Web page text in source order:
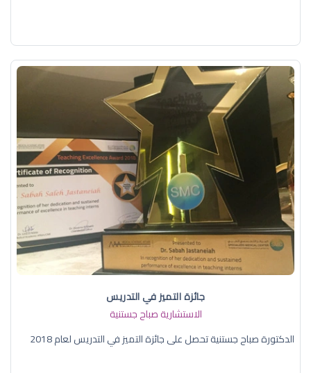
جائزة التميز في التدريس
الاستشارية صباح جستنية
الدكتورة صباح جستنية تحصل على جائزة التميز في التدريس لعام 2018